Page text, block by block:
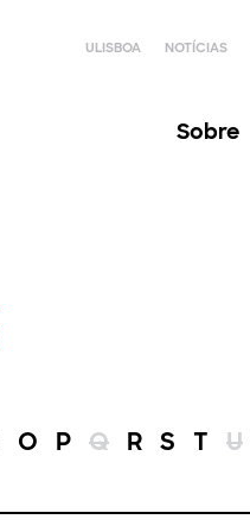
ULISBOA NOTÍCIAS
Sobre
O P Q R S T U